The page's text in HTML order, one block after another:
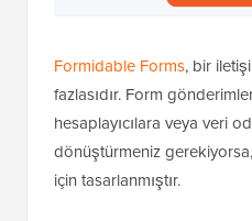
Formidable Forms, bir
fazlasıdır. Form
hesaplayıcılara veya veri
dönüştürmeniz
için tasarlanmıştır.